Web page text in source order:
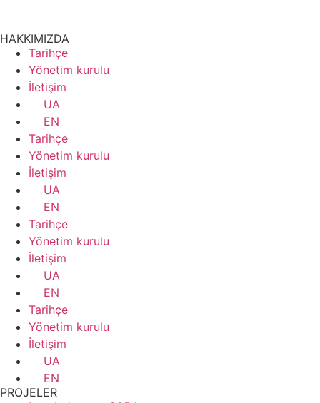
HAKKIMIZDA
Tarihçe
Yönetim kurulu
İletişim
UA
EN
Tarihçe
Yönetim kurulu
İletişim
UA
EN
Tarihçe
Yönetim kurulu
İletişim
UA
EN
Tarihçe
Yönetim kurulu
İletişim
UA
EN
PROJELER